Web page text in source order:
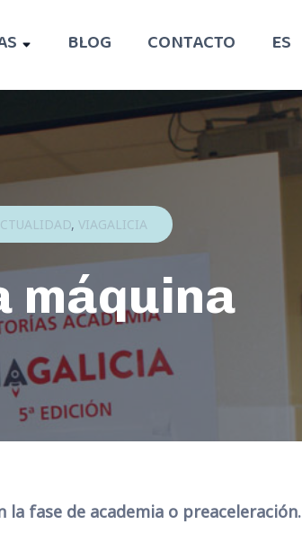
BLOG CONTACTO ES
, VIAGALICIA
máquina
fase de academia o preaceleración.